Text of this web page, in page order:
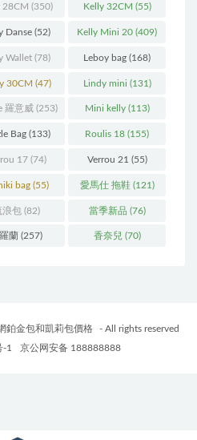
28CM (350) Kelly 32CM (55)
Danse(52) Kelly Mini 20 (409)
Wallet(78) Leboy bag (168)
30CM (47) Lindy mini (131)
羅意威(253) Mini kelly(113)
Bag (133) Roulis 18 (155)
17(74) Verrou 21 (55)
bag(55) 愛馬仕 拖鞋(121)
浪包(82) 當季新品 (76)
蘭 (257) 香奈兒 (70)
鉑金包和凱莉包價格
- All rights reserved
-1
京公网安备 188888888